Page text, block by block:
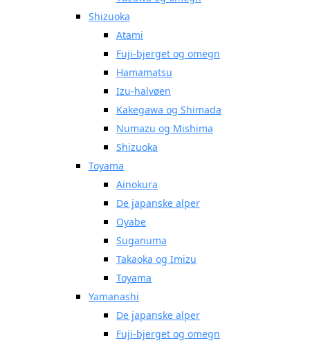
Shizuoka
Atami
Fuji-bjerget og omegn
Hamamatsu
Izu-halvøen
Kakegawa og Shimada
Numazu og Mishima
Shizuoka
Toyama
Ainokura
De japanske alper
Oyabe
Suganuma
Takaoka og Imizu
Toyama
Yamanashi
De japanske alper
Fuji-bjerget og omegn